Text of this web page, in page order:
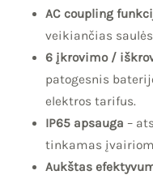
AC coupling
veikiančias
6 įkrovimo /
patogesnis
elektros tarifus.
IP65 apsauga –
tinkamas
Aukštas